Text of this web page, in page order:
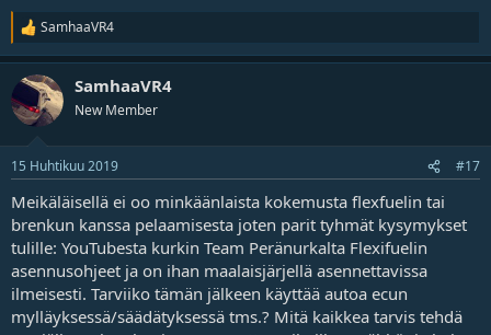
R
a
k
t
i
SamhaaVR4
SamhaaVR4
New Member
15 Huhtikuu 2019 #17
Meikäläisellä ei oo minkäänlaista kokemusta flexfuelin tai
brenkun kanssa pelaamisesta joten parit tyhmät kysymykset
tulille: YouTubesta kurkin Team Peränurkalta Flexifuelin
asennusohjeet ja on ihan maalaisjärjellä asennettavissa
ilmeisesti. Tarviiko tämän jälkeen käyttää autoa ecun
mylläyksessä/säädätyksessä tms.? Mitä kaikkea tarvis tehdä